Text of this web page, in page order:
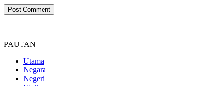
PAUTAN
Utama
Negara
Negeri